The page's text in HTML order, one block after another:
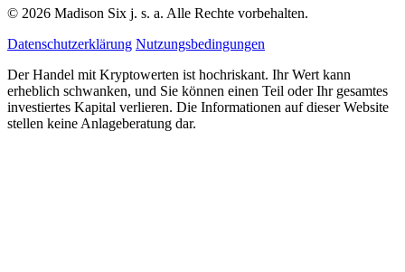
© 2026 Madison Six j. s. a. Alle Rechte vorbehalten.
Datenschutzerklärung Nutzungsbedingungen
Der Handel mit Kryptowerten ist hochriskant. Ihr Wert kann
erheblich schwanken, und Sie können einen Teil oder Ihr gesamtes
investiertes Kapital verlieren. Die Informationen auf dieser Website
stellen keine Anlageberatung dar.